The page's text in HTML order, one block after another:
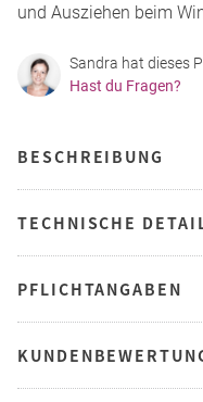
und Ausziehen beim
Sandra hat dieses
Hast du Fragen?
BESCHREIBUNG
TECHNISCHE
PFLICHTANGABEN